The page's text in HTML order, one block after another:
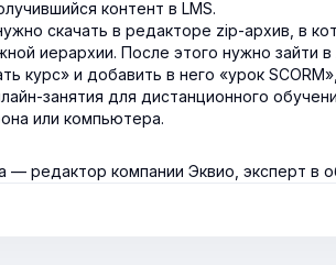
контент в LMS.
скачать в редакторе zip-архив, в
иерархии. После этого нужно зайти
курс» и добавить в него «урок
занятия для дистанционного
или компьютера.
— редактор компании Эквио, эксперт в